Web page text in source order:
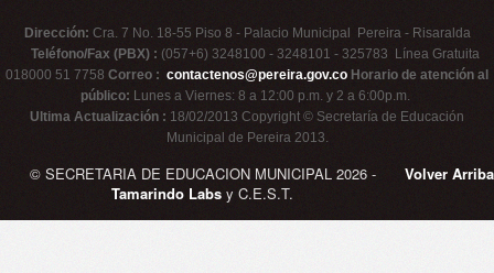
Dirección: Cra. 7 No. 18-55 Piso 8 - Palacio Municipal Pereira - Risaralda
Teléfono/Fax (PBX) : (057+6) 3248100 - 3248101 - 325783 Línea Gratuita
018000 51 7758 Correo : contactenos@pereira.gov.co Horario de atención al
público: Lunes a Viernes: 8 a 12:00 p.m. y 2 a 6:00p.m.
Ultima Actualización : 18/02/2013 Copyright © Secretaría de Educación
Municipal de Pereira 2013.
Volver Arriba
© SECRETARIA DE EDUCACION MUNICIPAL 2026 -
Tamarindo Labs y C.E.S.T.